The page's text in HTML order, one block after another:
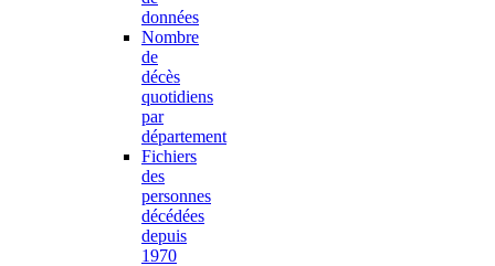
données
Nombre
de
décès
quotidiens
par
département
Fichiers
des
personnes
décédées
depuis
1970